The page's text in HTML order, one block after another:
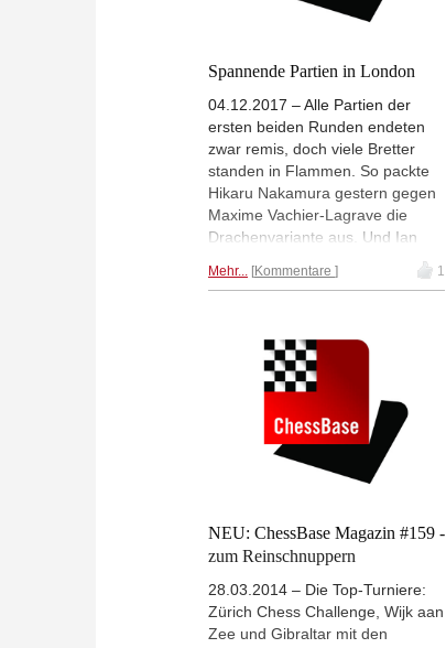
Spannende Partien in London
04.12.2017 – Alle Partien der
ersten beiden Runden endeten
zwar remis, doch viele Bretter
standen in Flammen. So packte
Hikaru Nakamura gestern gegen
Maxime Vachier-Lagrave die
Drachenvariante aus. Und Ian
Nepomniachtchi verteidigte sich
Altindisch. Alexander Yermolinsky
Mehr... Kommentare 1
NEU: ChessBase Magazin #159 -
zum Reinschnuppern
28.03.2014 – Die Top-Turniere:
Zürich Chess Challenge, Wijk aan
Zee und Gibraltar mit den